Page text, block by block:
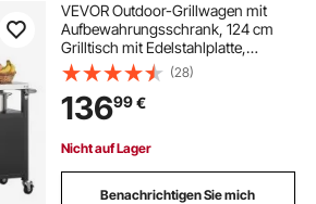
VEVOR Outdoor-Grillwagen mit
Aufbewahrungsschrank, 124 cm
Grilltisch mit Edelstahlplatte,
Haken, Rollen und Flaschenöffner,
Küchenwagen & Servierwagen für
Terrasse, Garten, Bar und BBQ-
Bereich
(28)
13699€
Nicht auf Lager
Benachrichtigen Sie mich